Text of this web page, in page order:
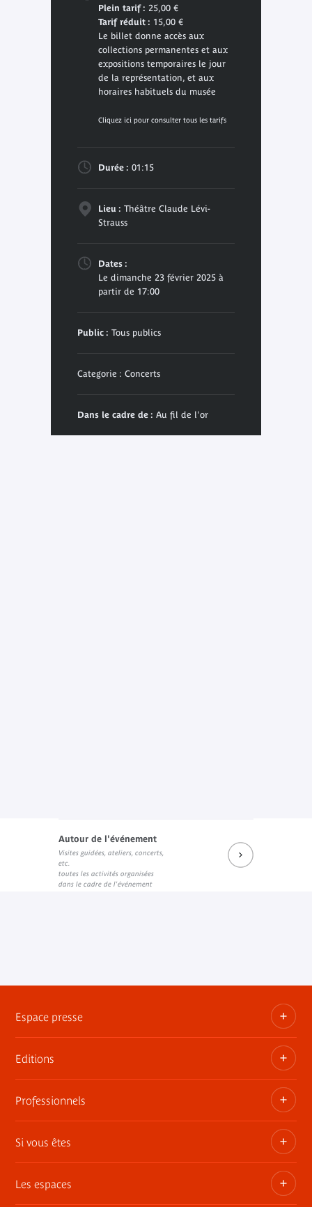
Plein tarif : 25,00 €
Tarif réduit : 15,00 €
Le billet donne accès aux
collections permanentes et aux
expositions temporaires le jour
de la représentation, et aux
horaires habituels du musée
Cliquez ici pour consulter tous les tarifs
Durée : 01:15
Lieu : Théâtre Claude Lévi-
Strauss
Dates :
Le dimanche 23 février 2025 à
partir de 17:00
Public : Tous publics
Categorie : Concerts
Dans le cadre de : Au fil de l'or
Autour de l'événement
Visites guidées, ateliers, concerts,
etc.
toutes les activités organisées
dans le cadre de l'événement
Espace presse
Dossiers, communiqués, bandes annonces
Contact presse
Editions
Les publications du musée
Professionnels
Privatisez les espaces
Si vous êtes
Adhérent
Les espaces